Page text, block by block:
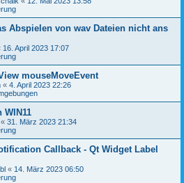
Abspielen von wav Dateien nicht ans
16. April 2023 17:07
mouseMoveEvent
« 4. April 2023 22:26
WIN11
« 31. März 2023 21:34
Callback - Qt Widget Label
« 14. März 2023 06:50